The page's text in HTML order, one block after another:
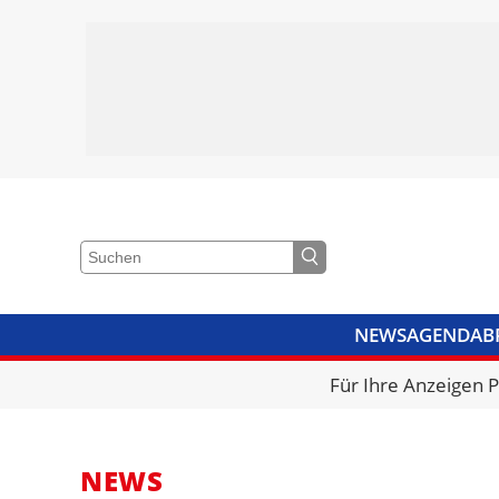
NEWSAGENDA
VIDEOSBIBLIOTHEK
Für Ihre Anzeigen
NEWS